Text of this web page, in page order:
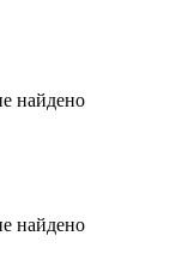
найдено
найдено